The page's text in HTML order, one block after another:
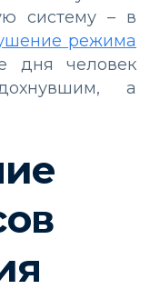
систему – в
режима
дня человек
а